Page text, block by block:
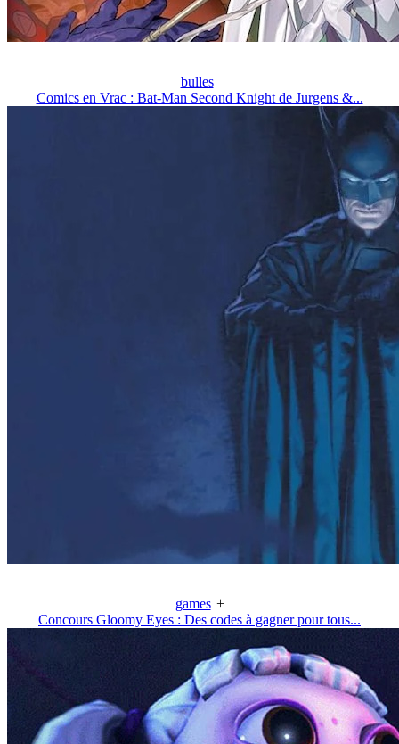
bulles
Comics en Vrac : Bat-Man Second Knight de Jurgens &...
games +
Concours Gloomy Eyes : Des codes à gagner pour tous...